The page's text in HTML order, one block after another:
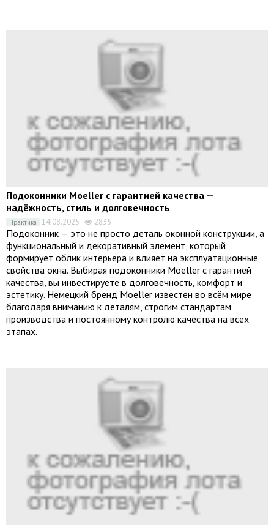
Подоконники Moeller с гарантией качества —
надёжность, стиль и долговечность
Практика 14.08.2025 2835
Подоконник — это не просто деталь оконной конструкции, а
функциональный и декоративный элемент, который
формирует облик интерьера и влияет на эксплуатационные
свойства окна. Выбирая подоконники Moeller с гарантией
качества, вы инвестируете в долговечность, комфорт и
эстетику. Немецкий бренд Moeller известен во всём мире
благодаря вниманию к деталям, строгим стандартам
производства и постоянному контролю качества на всех
этапах.